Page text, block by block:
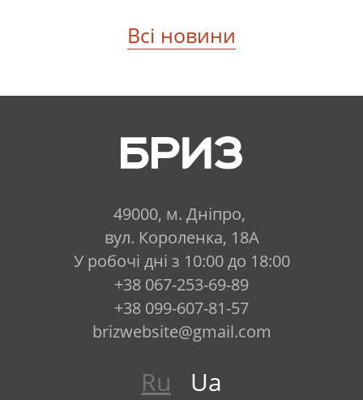
Всі новини
49000, м. Дніпро,
вул. Короленка, 18А
У робочі дні з 10:00 до 18:00
+38 067-253-69-89
+38 099-607-81-57
brizwebsite@gmail.com
Ru Ua